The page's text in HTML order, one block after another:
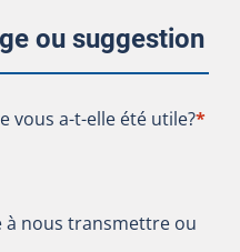
ou suggestion
vous a-t-elle été utile?
vous a-t-elle été utile?*
à nous transmettre ou